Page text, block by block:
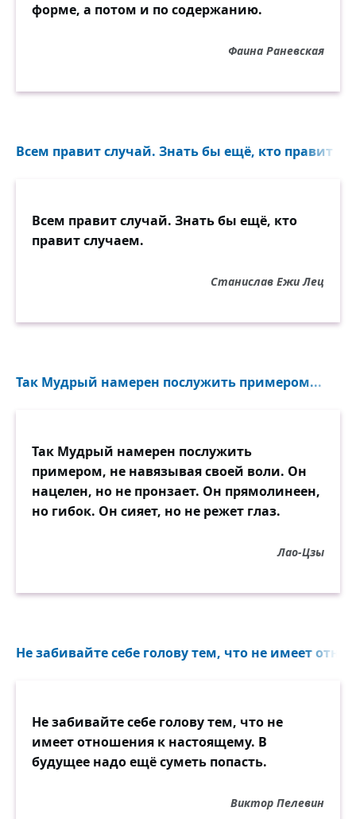
форме, а потом и по содержанию.
Фаина Раневская
Всем правит случай. Знать бы ещё, кто правит
Всем правит случай. Знать бы ещё, кто
правит случаем.
Станислав Ежи Лец
Так Мудрый намерен послужить примером...
Так Мудрый намерен послужить
примером, не навязывая своей воли. Он
нацелен, но не пронзает. Он прямолинеен,
но гибок. Он сияет, но не режет глаз.
Лао-Цзы
Не забивайте себе голову тем, что не имеет
Не забивайте себе голову тем, что не
имеет отношения к настоящему. В
будущее надо ещё суметь попасть.
Виктор Пелевин